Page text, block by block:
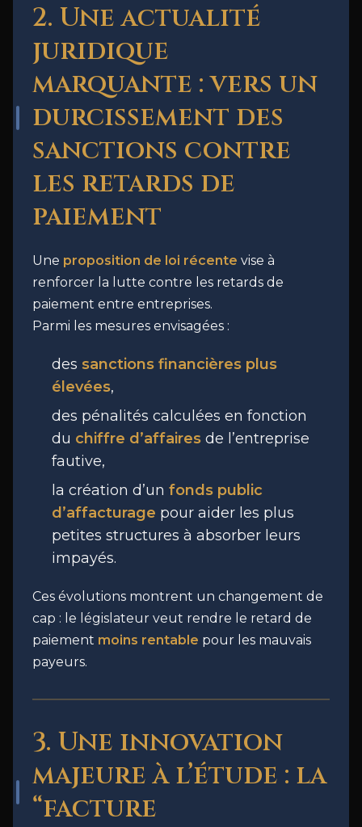
2. Une actualité
juridique
marquante : vers un
durcissement des
sanctions contre
les retards de
paiement
Une proposition de loi récente vise à
renforcer la lutte contre les retards de
paiement entre entreprises.
Parmi les mesures envisagées :
des sanctions financières plus
élevées,
des pénalités calculées en fonction
du chiffre d’affaires de l’entreprise
fautive,
la création d’un fonds public
d’affacturage pour aider les plus
petites structures à absorber leurs
impayés.
Ces évolutions montrent un changement de
cap : le législateur veut rendre le retard de
paiement moins rentable pour les mauvais
payeurs.
3. Une innovation
majeure à l’étude : la
“facture